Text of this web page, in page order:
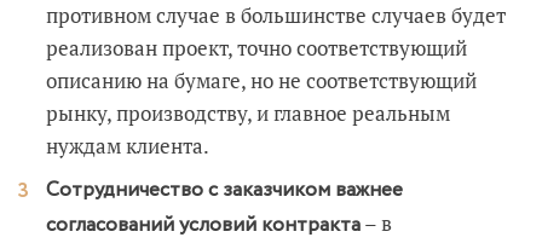
противном случае в большинстве случаев будет
реализован проект, точно соответствующий
описанию на бумаге, но не соответствующий
рынку, производству, и главное реальным
нуждам клиента.
Сотрудничество с заказчиком важнее
согласований условий контракта– в